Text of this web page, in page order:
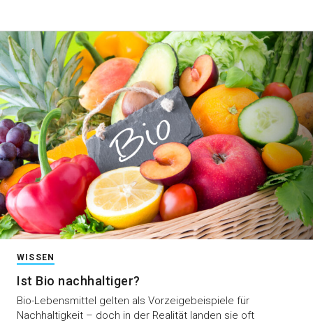
WISSEN
Ist Bio nachhaltiger?
Bio-Lebensmittel gelten als Vorzeigebeispiele für
Nachhaltigkeit – doch in der Realität landen sie oft